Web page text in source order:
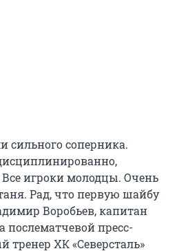
сильного соперника.
Все игроки молодцы. Очень
Рад, что первую шайбу
Воробьев, капитан
послематчевой пресс-
тренер ХК «Северсталь»